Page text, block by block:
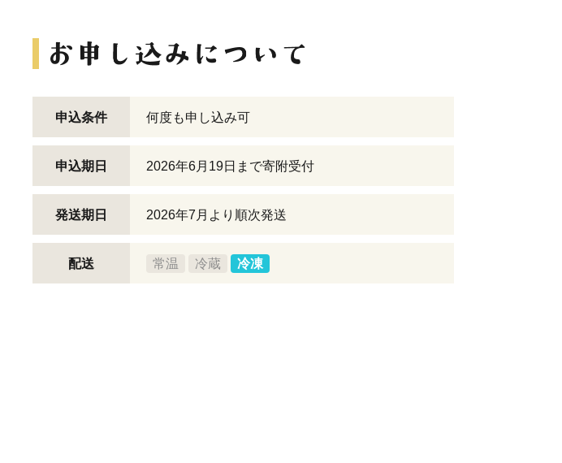
申込条件 何度も申し込み可
申込期日 2026年6月19日まで寄附受付
発送期日 2026年7月より順次発送
配送 常温 冷蔵 冷凍